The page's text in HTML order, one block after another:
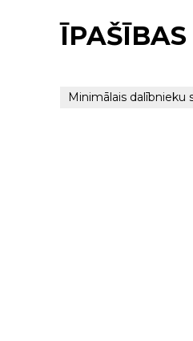
Minimālais dalībnieku